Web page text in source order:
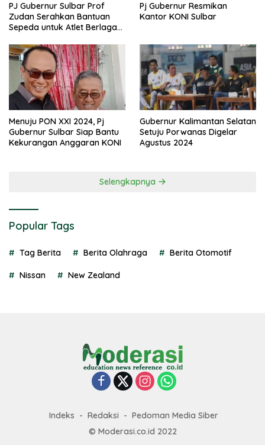
PJ Gubernur Sulbar Prof
Zudan Serahkan Bantuan
Sepeda untuk Atlet Berlaga
Pj Gubernur Resmikan
Kantor KONI Sulbar
Menuju PON XXI 2024, Pj
Gubernur Sulbar Siap Bantu
Kekurangan Anggaran KONI
Gubernur Kalimantan Selatan
Setuju Porwanas Digelar
Agustus 2024
Selengkapnya
Popular Tags
Tag Berita Berita Olahraga Berita Otomotif
Nissan New Zealand
Indeks Redaksi
Pedoman Media Siber
© Moderasi.co.id 2022